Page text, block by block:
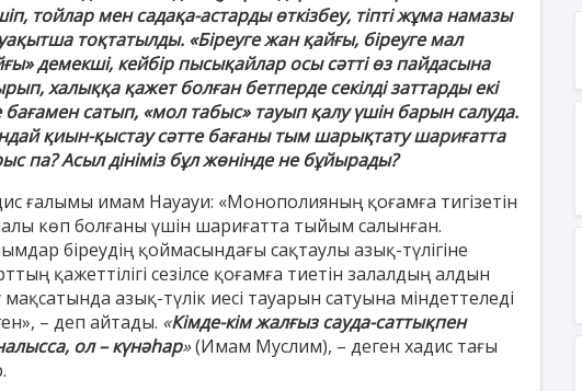
Бекжан
Ақжолтай
тойлар мен садақа-астарды өткізбеу, тіпті жұма намазы
тоқтатылды. «Біреуге жан қайғы, біреуге мал
демекші, кейбір пысықайлар осы сәтті өз пайдасына
халыққа қажет болған бетперде секілді заттарды екі
бағамен сатып, «мол табыс» тауып қалу үшін барын салуда.
қиын-қыстау сәтте бағаны тым шарықтату шариғатта
па? Асыл дініміз бұл жөнінде не бұйырады?
ғалымы имам Науауи: «Монополияның қоғамға тигізетін
көп болғаны үшін шариғатта тыйым салынған.
біреудің қоймасындағы сақтаулы азық-түлігіне
қажеттілігі сезілсе қоғамға тиетін залалдың алдын
мақсатында азық-түлік иесі тауарын сатуына міндеттеледі
– деп айтады. «Кімде-кім жалғыз сауда-саттықпен
ол – күнәһар»(Имам Муслим), – деген хадис тағы